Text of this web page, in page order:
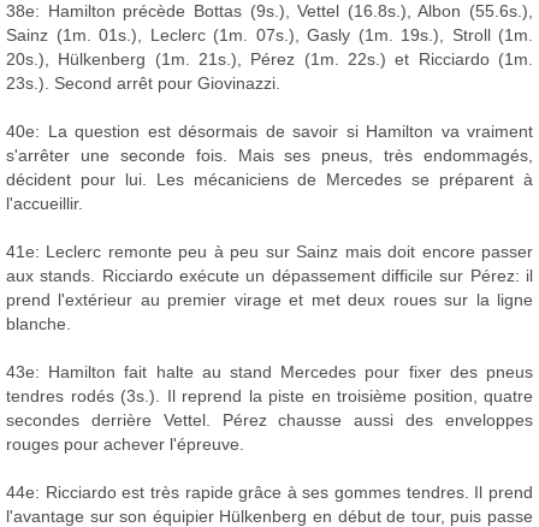
38e: Hamilton précède Bottas (9s.), Vettel (16.8s.), Albon (55.6s.),
Sainz (1m. 01s.), Leclerc (1m. 07s.), Gasly (1m. 19s.), Stroll (1m.
20s.), Hülkenberg (1m. 21s.), Pérez (1m. 22s.) et Ricciardo (1m.
23s.). Second arrêt pour Giovinazzi.
40e: La question est désormais de savoir si Hamilton va vraiment
s'arrêter une seconde fois. Mais ses pneus, très endommagés,
décident pour lui. Les mécaniciens de Mercedes se préparent à
l'accueillir.
41e: Leclerc remonte peu à peu sur Sainz mais doit encore passer
aux stands. Ricciardo exécute un dépassement difficile sur Pérez: il
prend l'extérieur au premier virage et met deux roues sur la ligne
blanche.
43e: Hamilton fait halte au stand Mercedes pour fixer des pneus
tendres rodés (3s.). Il reprend la piste en troisième position, quatre
secondes derrière Vettel. Pérez chausse aussi des enveloppes
rouges pour achever l'épreuve.
44e: Ricciardo est très rapide grâce à ses gommes tendres. Il prend
l'avantage sur son équipier Hülkenberg en début de tour, puis passe